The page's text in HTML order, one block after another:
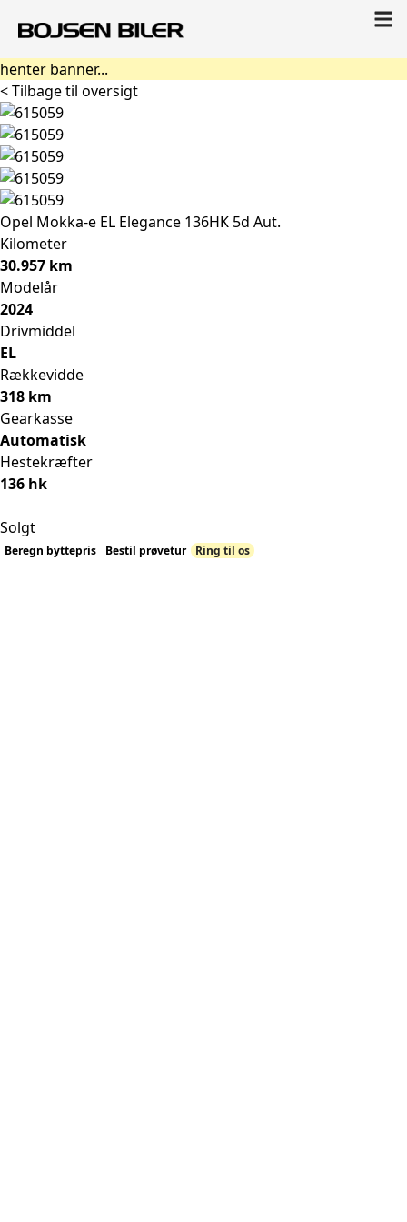
henter banner...
< Tilbage til oversigt
Opel Mokka-e EL Elegance 136HK 5d Aut.
Kilometer
30.957 km
Modelår
2024
Drivmiddel
EL
Rækkevidde
318 km
Gearkasse
Automatisk
Hestekræfter
136 hk
Solgt
Beregn byttepris Bestil prøvetur Ring til os